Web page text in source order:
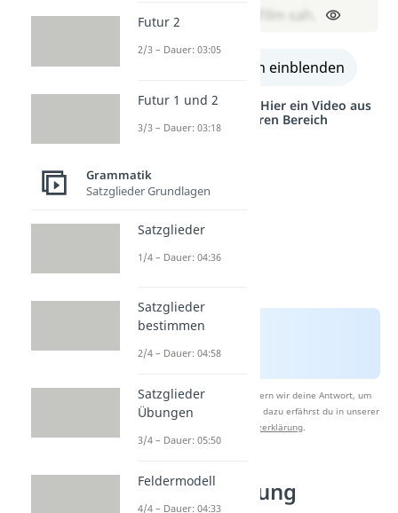
wo sie einen Film sah.
alle Lösungen einblenden
Studyflix vernetzt: Hier ein Video aus
einem anderen Bereich
Nach Beantwortung speichern wir deine Antwort, um
Studyflix zu verbessern. Mehr dazu erfährst du in unserer
Datenschutzerklärung.
Kommasetzung
Futur 2
2/3 – Dauer: 03:05
Futur 1 und 2
3/3 – Dauer: 03:18
Grammatik
Satzglieder Grundlagen
Satzglieder
1/4 – Dauer: 04:36
Satzglieder
bestimmen
2/4 – Dauer: 04:58
Satzglieder
Übungen
3/4 – Dauer: 05:50
Feldermodell
4/4 – Dauer: 04:33